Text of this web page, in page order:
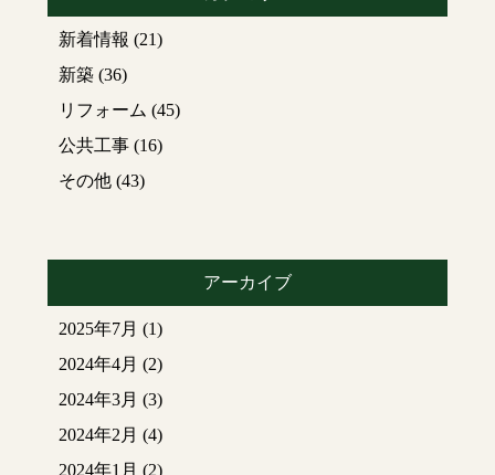
新着情報 (21)
新築(36)
リフォーム (45)
公共工事(16)
その他(43)
アーカイブ
2025年7月 (1)
2024年4月 (2)
2024年3月 (3)
2024年2月 (4)
2024年1月 (2)